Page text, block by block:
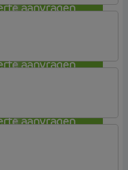
aanvragen
aanvragen
aanvragen